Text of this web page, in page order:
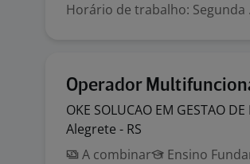
Horário de trabalho: Segunda
Operador
OKE SOLUCAO EM GESTAO DE
Alegrete - RS
A combinar
Ensino